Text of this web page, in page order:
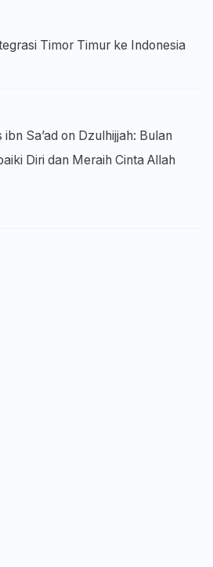
Timor Timur ke Indonesia
Sa’ad on Dzulhijjah: Bulan
Diri dan Meraih Cinta Allah